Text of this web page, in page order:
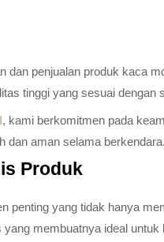
dan penjualan produk kaca
tinggi yang sesuai
, kami berkomitmen pada
dan aman selama berkendara.
Produk
penting yang tidak hanya
membuatnya ideal